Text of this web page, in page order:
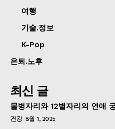
여행
기술.정보
K-Pop
은퇴.노후
최신 글
물병자리와 12별자리의 연애
건강 8월 1, 2025